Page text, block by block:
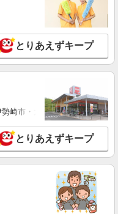
とりあえずキープ
崎市・太田市・館林市・藤
とりあえずキープ